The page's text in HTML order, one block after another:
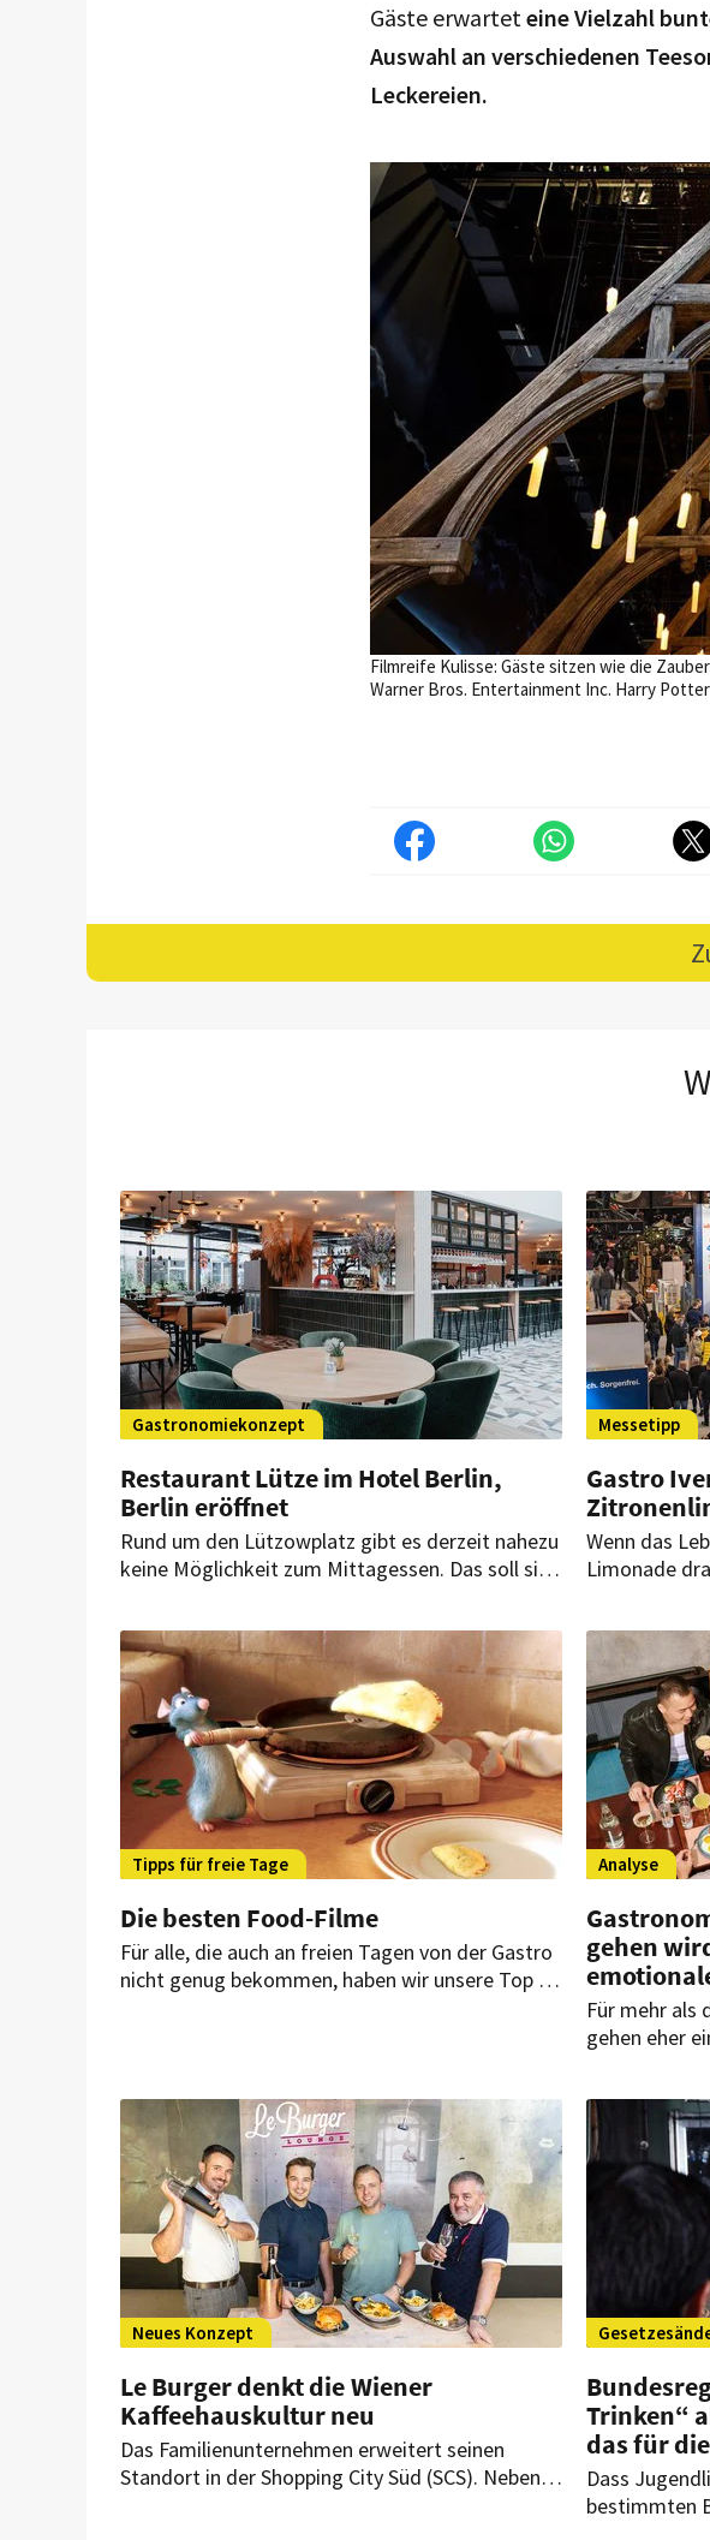
Gäste erwartet eine Vielzahl
Auswahl an verschiedenen
Leckereien.
Filmreife Kulisse: Gäste sitzen wie die
Warner Bros. Entertainment Inc. Harry
Gastronomiekonzept
Restaurant Lütze im Hotel Berlin,
Berlin eröffnet
Rund um den Lützowplatz gibt es derzeit nahezu
keine Möglichkeit zum Mittagessen. Das soll sich
Renovierung des Hotels Berlin, Berlin empfängt
das Restaurant „Lütze“ jetzt erste Gäste.
Messetipp
Gastro
Wenn das
Limonade
dem Effeff.
Menge
Tipps für freie Tage
Die besten Food-Filme
Für alle, die auch an freien Tagen von der Gastro
nicht genug bekommen, haben wir unsere Top 5
Analyse
gehen
Für mehr als
gehen eher
Branche
Neues Konzept
Le Burger denkt die Wiener
Kaffeehauskultur neu
Das Familienunternehmen erweitert seinen
Standort in der Shopping City Süd (SCS). Neben
Trinken“
das für
Dass
bestimmten